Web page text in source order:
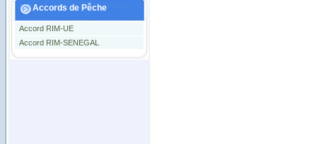
Accords de Pêche
Accord RIM-UE
Accord RIM-SENEGAL